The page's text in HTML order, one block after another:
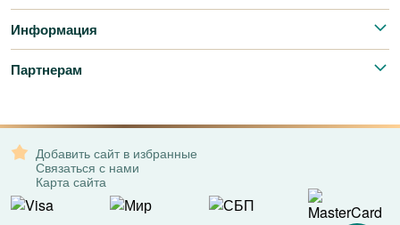
Информация
Партнерам
Добавить сайт в избранные
Связаться с нами
Карта сайта